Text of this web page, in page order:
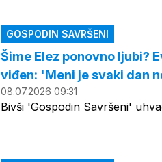
OGLAS
GOSPODIN SAVRŠENI
Šime Elez ponovno ljubi?
viđen: 'Meni je svaki dan
08.07.2026 09:31
Bivši 'Gospodin Savršeni'